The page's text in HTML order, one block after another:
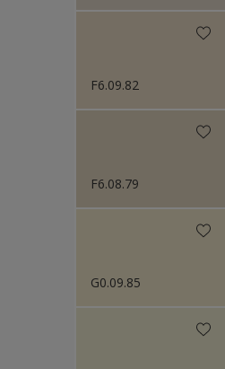
F6.09.82
F6.08.79
G0.09.85